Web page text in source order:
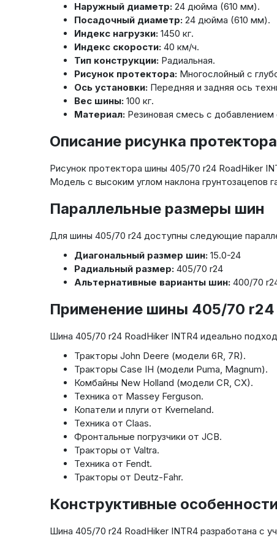
Наружный диаметр:24 дюйма (610 мм).
Посадочный диаметр:24 дюйма (610 мм).
Индекс нагрузки:1450 кг.
Индекс скорости:40 км/ч.
Тип конструкции:Радиальная.
Рисунок протектора:Многослойный с
Ось установки:Передняя и задняя ось
Вес шины:100 кг.
Материал:Резиновая смесь с добавлением
Описание рисунка
Рисунок протектора шины 405/70 r24 RoadHiker
Модель с высоким углом наклона грунтозацепов
Параллельные размеры шин
Для шины 405/70 r24 доступны следующие
Диагональный размер шин:15.0-24
Радиальный размер:405/70 r24
Альтернативные варианты шин:400/70
Применение шины 405/70 r24
Шина 405/70 r24 RoadHiker INTR4 идеально
Тракторы John Deere (модели 6R, 7R).
Тракторы Case IH (модели Puma, Magnum).
Комбайны New Holland (модели CR, CX).
Техника от Massey Ferguson.
Копатели и плуги от Kverneland.
Техника от Claas.
Фронтальные погрузчики от JCB.
Тракторы от Valtra.
Техника от Fendt.
Тракторы от Deutz-Fahr.
Конструктивные
Шина 405/70 r24 RoadHiker INTR4 разработана с